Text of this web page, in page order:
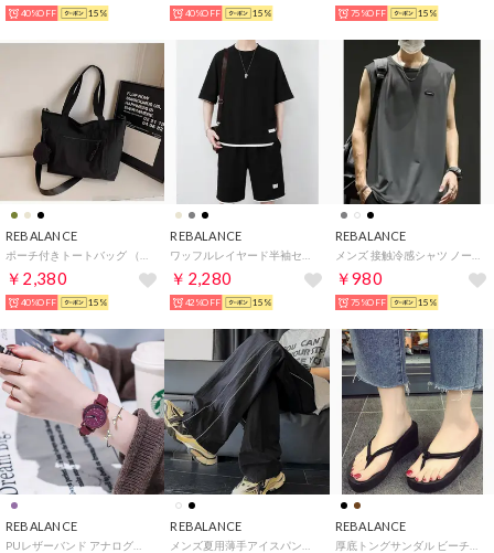
40%OFF 15% 40%OFF 15% 75%OFF 15%
REBALANCE
￥2,380
40%OFF 15%
REBALANCE
￥2,280
42%OFF 15%
REBALANCE
￥980
75%OFF 15%
REBALANCE REBALANCE REBALANCE